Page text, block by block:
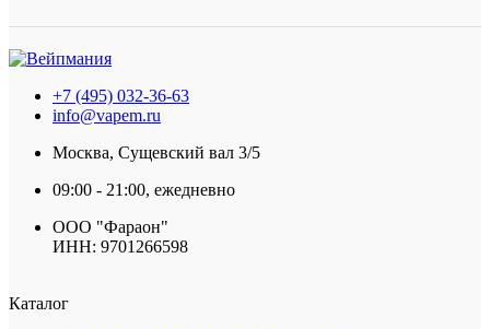
+7 (495) 032-36-63
info@vapem.ru
Москва, Сущевский вал 3/5
09:00 - 21:00, ежедневно
ООО "Фараон"
ИНН: 9701266598
Каталог